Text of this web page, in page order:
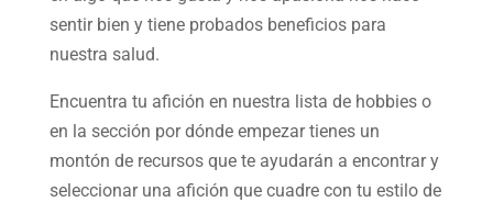
sentir bien y tiene probados beneficios para
nuestra salud.
Encuentra tu afición en nuestra lista de hobbieso
en la sección por dónde empezar tienes un
montón de recursos que te ayudarán a encontrar y
seleccionar una afición que cuadre con tu estilo de